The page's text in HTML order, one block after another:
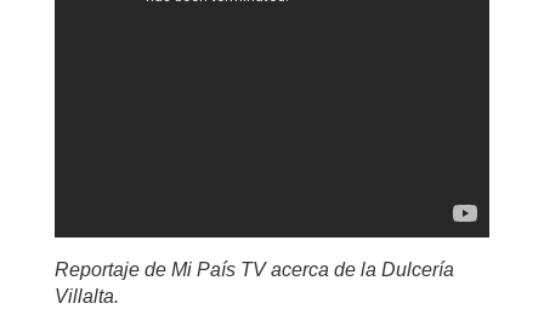
Reportaje de Mi País TV acerca de la Dulcería
Villalta.